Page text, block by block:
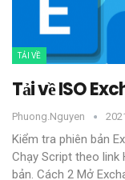
TẢI VỀ
Tải về ISO
Phuong.nguyen
Kiểm tra phiên bản
Chạy Script theo link
bản. Cách 2 Mở